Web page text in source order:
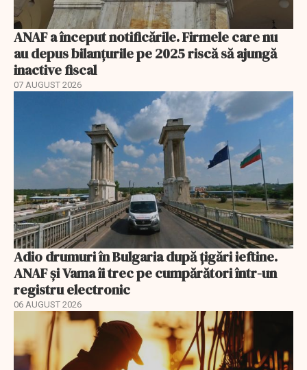
ANAF a început notificările. Firmele care nu
au depus bilanțurile pe 2025 riscă să ajungă
inactive fiscal
07 AUGUST 2026
Adio drumuri în Bulgaria după țigări ieftine.
ANAF și Vama îi trec pe cumpărători într-un
registru electronic
06 AUGUST 2026